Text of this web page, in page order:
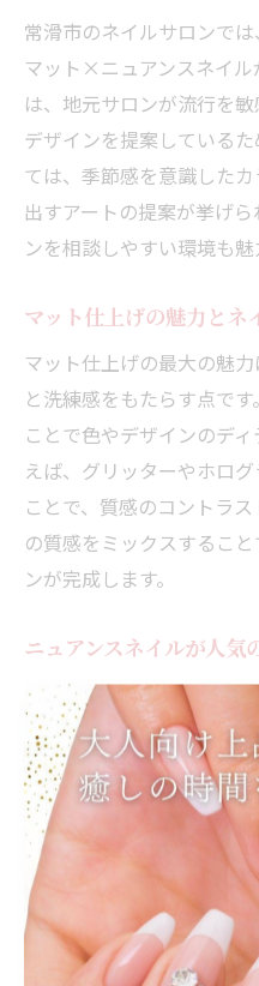
常滑市のネイルサロンで
マット×ニュアンスネイル
は、地元サロンが流行を
デザインを提案している
ては、季節感を意識した
出すアートの提案が挙げ
ンを相談しやすい環境も魅
マット仕上げの魅力とネ
マット仕上げの最大の魅
と洗練感をもたらす点で
ことで色やデザインのデ
えば、グリッターやホロ
ことで、質感のコントラ
の質感をミックスするこ
ンが完成します。
ニュアンスネイルが人気
ニュアンスネイルが人気
感と個性を両立できる点
たパターンではなく、色
自分だけのデザインを楽
ト仕上げと合わせると、
い雰囲気が演出できます
幅広い世代に支持されてい